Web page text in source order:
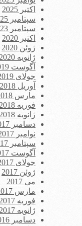
اکتبر 2025
سپتامبر 2025
سپتامبر 2023
اکتبر 2020
ژوئن 2020
ژانویه 2020
آگوست 2019
جولای 2019
آوریل 2018
مارس 2018
فوریه 2018
ژانویه 2018
دسامبر 2017
نوامبر 2017
سپتامبر 2017
آگوست 2017
جولای 2017
ژوئن 2017
می 2017
مارس 2017
فوریه 2017
ژانویه 2017
دسامبر 2016